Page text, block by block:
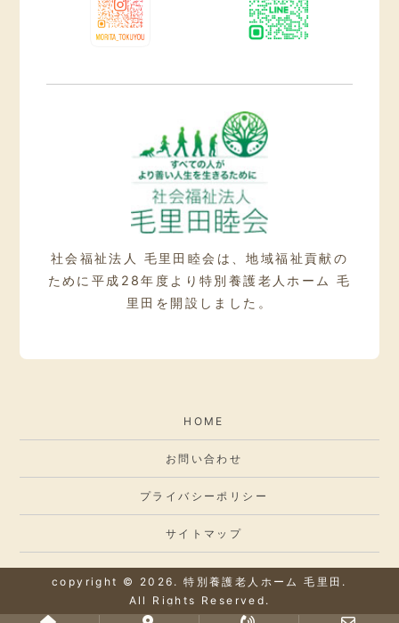
社会福祉法人 毛里田睦会は、地域福祉貢献の
ために 平成28年度より特別養護老人ホーム 毛
里田を開設しました。
HOME
お問い合わせ
プライバシーポリシー
サイトマップ
copyright © 2026. 特別養護老人ホーム 毛里田.
All Rights Reserved.